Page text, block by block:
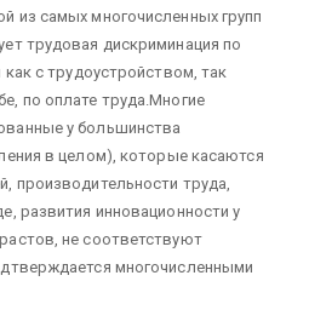
из самых многочисленных групп
трудовая дискриминация по
как с трудоустройством, так
по оплате труда.Многие
у большинства
в целом), которые касаются
производительности труда,
развития инновационности у
не соответствуют
многочисленными